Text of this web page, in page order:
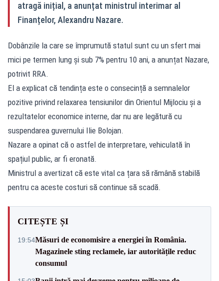
atragă inițial, a anunțat ministrul interimar al
Finanțelor, Alexandru Nazare.
Dobânzile la care se împrumută statul sunt cu un sfert mai
mici pe termen lung și sub 7% pentru 10 ani, a anunțat Nazare,
potrivit RRA.
El a explicat că tendința este o consecință a semnalelor
pozitive privind relaxarea tensiunilor din Orientul Mijlociu și a
rezultatelor economice interne, dar nu are legătură cu
suspendarea guvernului Ilie Bolojan.
Nazare a opinat că o astfel de interpretare, vehiculată în
spațiul public, ar fi eronată.
Ministrul a avertizat că este vital ca țara să rămână stabilă
pentru ca aceste costuri să continue să scadă.
CITEȘTE ȘI
19:54Măsuri de economisire a energiei în România.
Magazinele sting reclamele, iar autoritățile reduc
consumul